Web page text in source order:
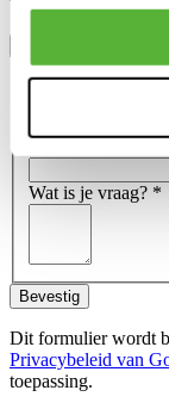
Stel een vraag over
Wat is je vraag? *
Bevestig
Dit formulier wordt
Privacybeleid van
toepassing.